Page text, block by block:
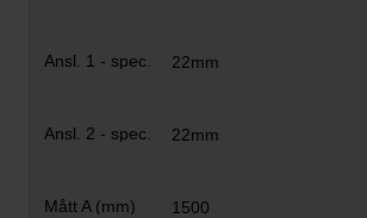
22mm
22mm
1500